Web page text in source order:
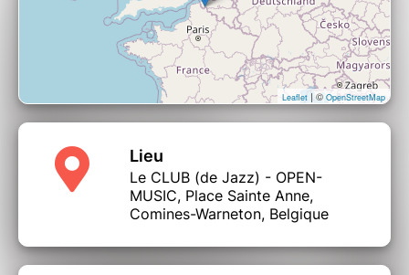
Leaflet | © OpenStreetMap
Lieu
Le CLUB (de Jazz) - OPEN-
MUSIC, Place Sainte Anne,
Comines-Warneton, Belgique